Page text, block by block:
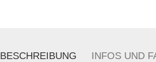
BESCHREIBUNG INFOS UND